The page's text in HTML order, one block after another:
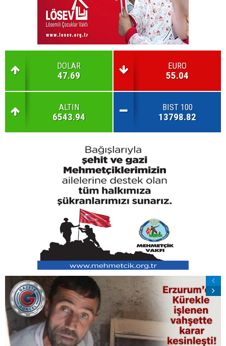
DOLAR
47.69
EURO
55.04
ALTIN
6543.94
BIST 100
13798.82